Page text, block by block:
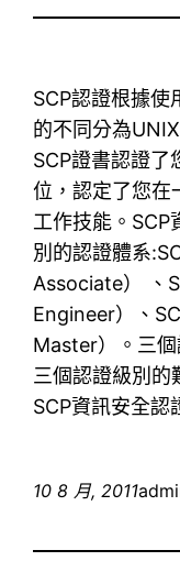
SCP認證根據使
的不同分為
SCP證書認證了
位，認定了您在
工作技能。SCP
別的認證體系
Associate） 、
Engineer）、
Master）。三個
三個認證級別的
SCP資訊安全認
10 8 月, 2011